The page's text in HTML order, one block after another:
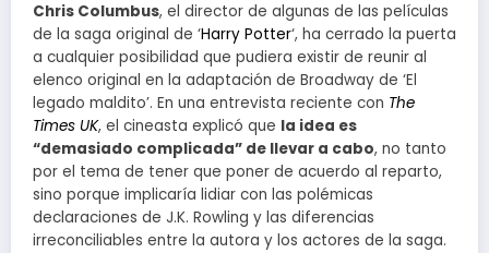
Chris Columbus, el director de algunas de las películas
de la saga original de ‘Harry Potter‘, ha cerrado la puerta
a cualquier posibilidad que pudiera existir de reunir al
elenco original en la adaptación de Broadway de ‘El
legado maldito’. En una entrevista reciente con The
Times UK, el cineasta explicó que la idea es
“demasiado complicada” de llevar a cabo, no tanto
por el tema de tener que poner de acuerdo al reparto,
sino porque implicaría lidiar con las polémicas
declaraciones de J.K. Rowling y las diferencias
irreconciliables entre la autora y los actores de la saga.